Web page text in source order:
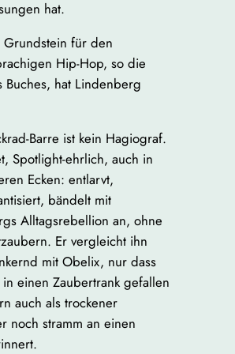
hat.
für den
Hip-Hop, so die
Buches, hat Lindenberg
Barre ist kein Hagiograf.
Spotlight-ehrlich, auch in
Ecken: entlarvt,
bändelt mit
Alltagsrebellion an, ohne
Er vergleicht ihn
mit Obelix, nur dass
einen Zaubertrank gefallen
auch als trockener
noch stramm an einen